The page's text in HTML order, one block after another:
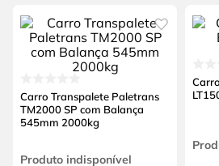
Carro Transpalete Paletrans
TM2000 SP com Balança
545mm 2000kg
Produto indisponível